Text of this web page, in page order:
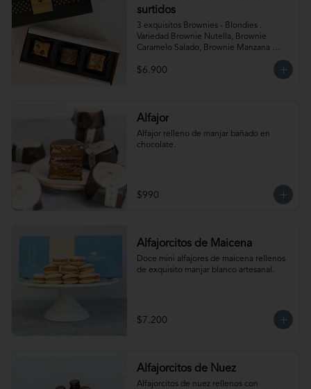
surtidos
3 exquisitos Brownies - Blondies .
Variedad Brownie Nutella, Brownie
Caramelo Salado, Brownie Manzana
Canela, Blondie Galleta Lotus, Blondie
Almendra y Blondie Mantequilla de
sabores!
$6.900
Alfajor
Alfajor relleno de manjar bañado en
chocolate.
$990
Alfajorcitos de Maicena
Doce mini alfajores de maicena rellenos
de exquisito manjar blanco artesanal.
$7.200
Alfajorcitos de Nuez
Alfajorcitos de nuez rellenos con